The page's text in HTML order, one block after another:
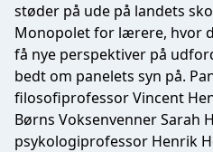
støder på ude på landets
Monopolet for lærere, hvor
få nye perspektiver på
bedt om panelets syn på.
filosofiprofessor Vincent
Børns Voksenvenner Sarah
psykologiprofessor Henrik